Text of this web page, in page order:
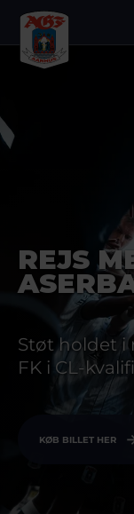
REJS
Støt holdet i
KØB BILLET HER